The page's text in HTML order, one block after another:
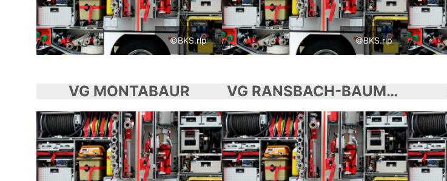
©BKS.rlp
VG MONTABAUR
©BKS.rlp
VG RANSBACH-BAUMBACH